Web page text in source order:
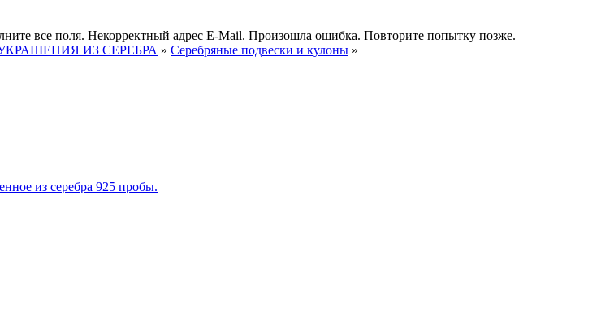
все поля. Некорректный адрес E-Mail. Произошла ошибка. Повторите попытку позже.
ИЗ СЕРЕБРА » Серебряные подвески и кулоны »